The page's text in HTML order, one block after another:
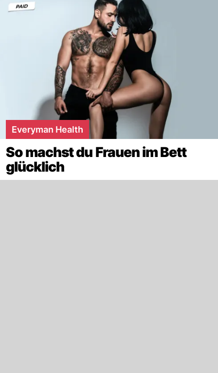
Everyman Health
So machst du Frauen im Bett
glücklich